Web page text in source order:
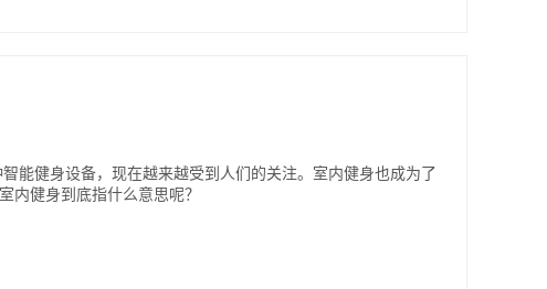
能健身设备，现在越来越受到人们的关注。室内健身也成为了
内健身到底指什么意思呢？